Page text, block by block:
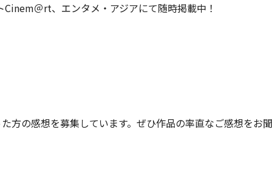
＠rt、エンタメ・アジアにて随時掲載中！
方の感想を募集しています。ぜひ作品の率直なご感想をお